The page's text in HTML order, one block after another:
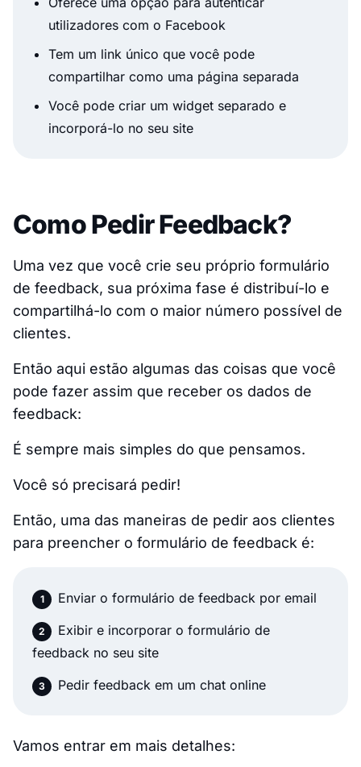
utilizadores com o Facebook
Tem um link único que você pode
compartilhar como uma página separada
Você pode criar um widget separado e
incorporá-lo no seu site
Como Pedir Feedback?
Uma vez que você crie seu próprio formulário
de feedback, sua próxima fase é distribuí-lo e
compartilhá-lo com o maior número possível de
clientes.
Então aqui estão algumas das coisas que você
pode fazer assim que receber os dados de
feedback:
É sempre mais simples do que pensamos.
Você só precisará pedir!
Então, uma das maneiras de pedir aos clientes
para preencher o formulário de feedback é:
Enviar o formulário de feedback por email
Exibir e incorporar o formulário de
feedback no seu site
Pedir feedback em um chat online
Vamos entrar em mais detalhes: